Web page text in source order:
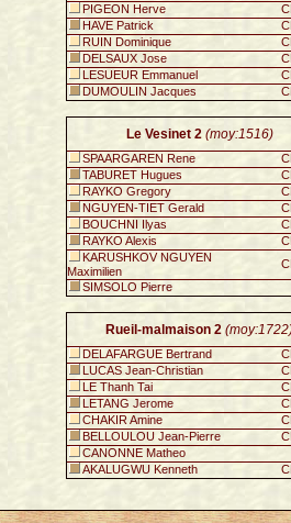
PIGEON Herve
HAVE Patrick
RUIN Dominique
DELSAUX Jose
LESUEUR Emmanuel
DUMOULIN Jacques
Le Vesinet 2 (moy:1516)
SPAARGAREN Rene
TABURET Hugues
RAYKO Gregory
NGUYEN-TIET Gerald
BOUCHNI Ilyas
RAYKO Alexis
KARUSHKOV NGUYEN
Maximilien
SIMSOLO Pierre
Rueil-malmaison 2
DELAFARGUE Bertrand
LUCAS Jean-Christian
LE Thanh Tai
LETANG Jerome
CHAKIR Amine
BELLOULOU Jean-Pierre
CANONNE Matheo
AKALUGWU Kenneth